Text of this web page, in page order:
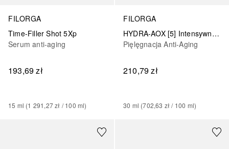
FILORGA
Time-Filler Shot 5Xp
Serum anti-aging
193,69 zł
15 ml (1 291,27 zł / 100 ml)
FILORGA
HYDRA-AOX [5] Intensywne serum antyoksydacyjne
Pięlęgnacja Anti-Aging
210,79 zł
30 ml (702,63 zł / 100 ml)